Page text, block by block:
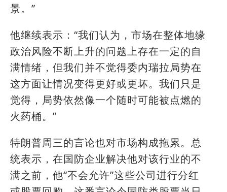
景。”
他继续表示：“我们认为，市场在整体地缘
政治风险不断上升的问题上存在一定的自
满情绪，但我们并不觉得委内瑞拉局势在
这方面让情况变得更好或更坏。我们只是
觉得，局势依然像一个随时可能被点燃的
火药桶。”
特朗普周三的言论也对市场构成拖累。总
统表示，在国防企业解决他对该行业的不
满之前，他“不会允许”这些公司进行分红